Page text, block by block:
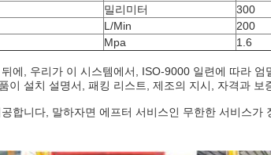
밀리미터
300
L/Min
200
Mpa
1.6
에, 우리가 이 시스템에서, ISO-9000 일련에 따라
이 설치 설명서, 패킹 리스트, 제조의 지시, 자격과 보
합니다, 말하자면 에프터 서비스인 무한한 서비스